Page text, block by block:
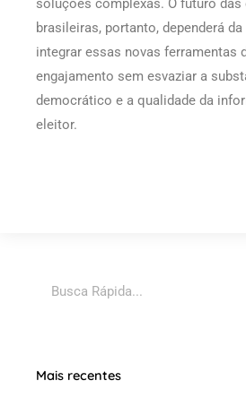
brasileiras, portanto, dependerá
integrar essas novas ferramentas
engajamento sem esvaziar a
democrático e a qualidade da
eleitor.
Mais recentes